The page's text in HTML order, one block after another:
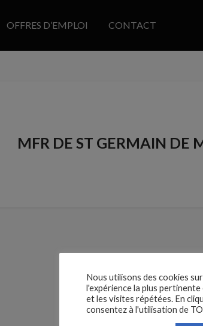
OFFRES D’EMPLOI CONTACT
MFR DE ST GERMAIN DE
Nous utilisons des cookies
l'expérience la plus
et les visites répétées. En
consentez à l'utilisation de